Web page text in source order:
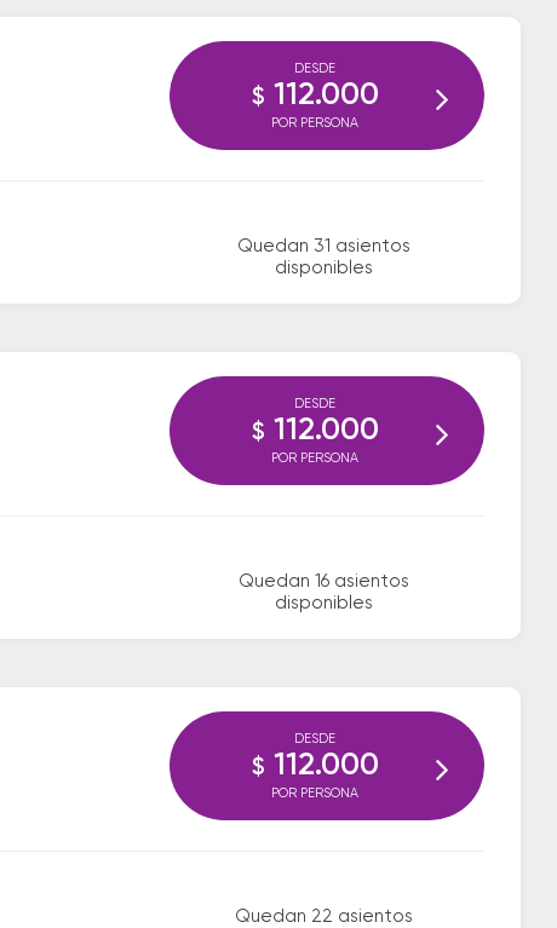
Quedan 31 asientos
disponibles
DESDE
$ 112.000
POR PERSONA
Quedan 16 asientos
disponibles
DESDE
$ 112.000
POR PERSONA
Quedan 22 asientos
DESDE
$ 112.000
POR PERSONA